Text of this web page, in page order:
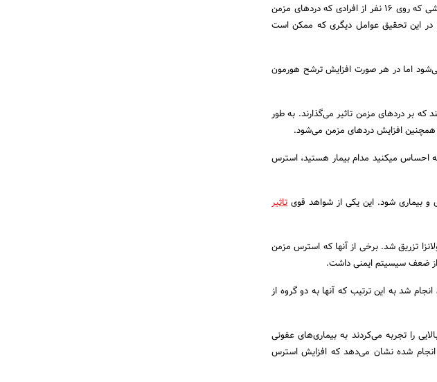
این هورمون در بدن نیز باعث افزایش دردهای مزمن می‌شود. برای مثال آزمایشی که روی ۱۶ نفر از افرادی که دردهای مزمن
در این تحقیق عوامل دیگری که ممکن است
اما در هر صورت افزایش ترشح هورمون
بر دردهای مزمن تاثیر می‌گذارند. به طور
افزایش دردهای مزمن می‌شود.
احساس میکنید مدام بیمار هستید، استرس
بیماری شود. این یکی از شواهد قوی تاثیر
از افراد مسن واکسن آنفولانزا تزریق شد. برخی از آنها که استرس مزمن
ضعف سیسیتم ایمنی داشت.
زیاد روی ۲۳۵ نفر از بزرگسالان انجام شد به این ترتیب که آنها به دو گروه از
سن داشته و استرس بالایی را تجربه می‌کردند به بیماری‌های عفونی
این موضوع انجام شده نشان می‌دهد که افزایش استرس